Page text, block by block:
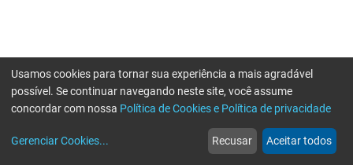
web
Notícias
more_horiz
Mais
Usamos cookies para tornar sua experiência a mais agradável
possível. Se continuar navegando neste site, você assume
concordar com nossa Política de Cookies e Política de privacidade
Gerenciar Cookies... Recusar Aceitar todos
Erro ao enviar informações, por favor tente novamente